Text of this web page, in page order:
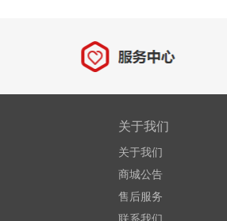
关于我们
关于我们
商城公告
售后服务